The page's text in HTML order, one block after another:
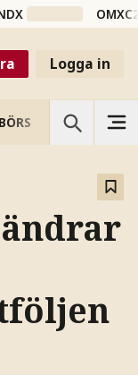
Logga in
BÖRS VETENSKAP